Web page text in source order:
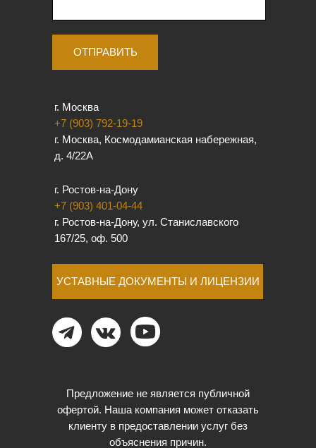
ОТПРАВИТЬ
УСТАВНЫЕ ДОКУМЕНТЫ И ЛИЦЕНЗИИ
г. Москва
+7 (903) 792-19-19
г. Москва, Космодамианская набережная,
д. 4/22А
г. Ростов-на-Дону
+7 (903) 401-04-44
г. Ростов-на-Дону, ул. Станиславского
167/25, оф. 500
Предложение не является публичной
офертой. Наша компания может отказать
клиенту в предоставлении услуг без
объяснения причин.